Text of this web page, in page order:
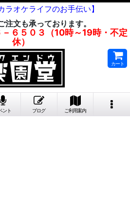
ラオケライフのお手伝い】
注文も承っております。
６５０３（10時～19時・不定
休）
カート
ント ブログ ご利用案内